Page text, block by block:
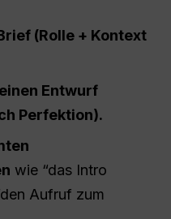
(Rolle + Kontext
Entwurf
Perfektion).
wie “das Intro
Aufruf zum